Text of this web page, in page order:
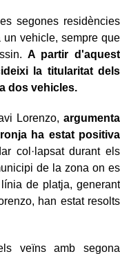
segones residències
vehicle, sempre que
A partir d'aquest
la titularitat dels
dos vehicles.
Lorenzo, argumenta
ha estat positiva
col·lapsat durant els
de la zona on es
de platja, generant
han estat resolts
veïns amb segona